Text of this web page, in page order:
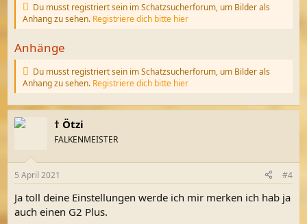
Du musst registriert sein im Schatzsucherforum, um Bilder als
Anhang zu sehen. Registriere dich bitte hier
Anhänge
Du musst registriert sein im Schatzsucherforum, um Bilder als
Anhang zu sehen. Registriere dich bitte hier
† Ötzi
FALKENMEISTER
5 April 2021 #4
Ja toll deine Einstellungen werde ich mir merken ich hab ja
auch einen G2 Plus.